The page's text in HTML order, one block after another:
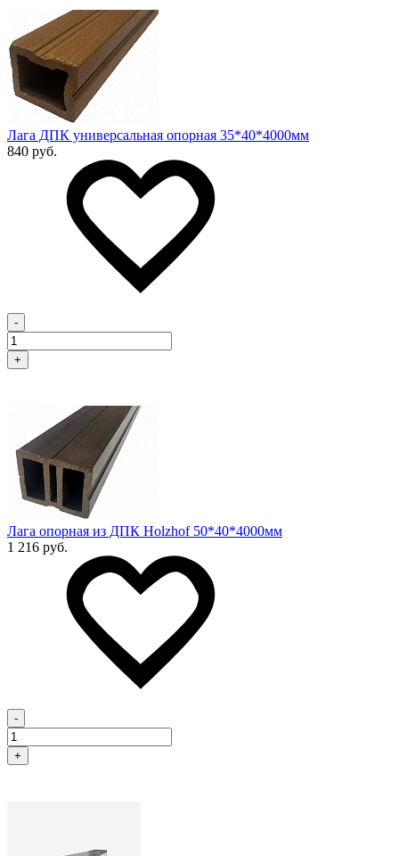
Лага ДПК универсальная опорная 35*40*4000мм
840 руб.
-
+
Лага опорная из ДПК Holzhof 50*40*4000мм
1 216 руб.
-
+